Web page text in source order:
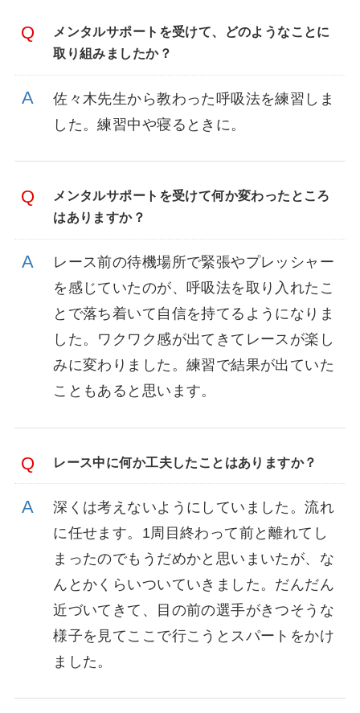
メンタルサポートを受けて、どのようなことに
取り組みましたか？
佐々木先生から教わった呼吸法を練習しま
した。練習中や寝るときに。
メンタルサポートを受けて何か変わったところ
はありますか？
レース前の待機場所で緊張やプレッシャー
を感じていたのが、呼吸法を取り入れたこ
とで落ち着いて自信を持てるようになりま
した。ワクワク感が出てきてレースが楽し
みに変わりました。練習で結果が出ていた
こともあると思います。
レース中に何か工夫したことはありますか？
深くは考えないようにしていました。流れ
に任せます。1周目終わって前と離れてし
まったのでもうだめかと思いまいたが、な
んとかくらいついていきました。だんだん
近づいてきて、目の前の選手がきつそうな
様子を見てここで行こうとスパートをかけ
ました。